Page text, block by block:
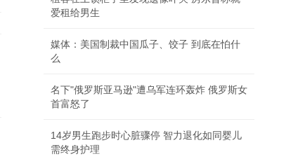
爱租给男生
媒体：美国制裁中国瓜子、饺子 到底在怕什
么
名下"俄罗斯亚马逊"遭乌军连环轰炸 俄罗斯女
首富怒了
14岁男生跑步时心脏骤停 智力退化如同婴儿
需终身护理